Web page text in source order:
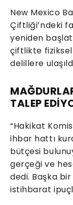
New Mexico
Çiftliği’ndeki
yeniden
çiftlikte
delillere
TALEP
“Hakikat
ihbar hattı
bütçesi
gerçeği ve
dedi. Başka
istihbarat